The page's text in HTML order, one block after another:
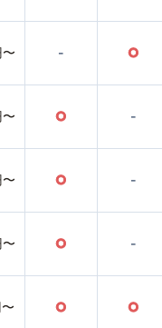
- ○
○ -
○ -
○ -
○ ○